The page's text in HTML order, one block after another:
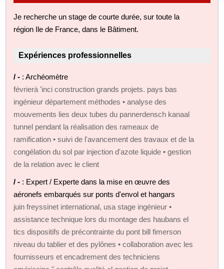
Je recherche un stage de courte durée, sur toute la
région Ile de France, dans le Bâtiment.
Expériences professionnelles
/ - : Archéomètre
févrierà 'inci construction grands projets. pays bas
ingénieur département méthodes • analyse des
mouvements lies deux tubes du pannerdensch kanaal
tunnel pendant la réalisation des rameaux de
ramification • suivi de l'avancement des travaux et de la
congélation du sol par injection d'azote liquide • gestion
de la relation avec le client
/ - : Expert / Experte dans la mise en œuvre des
aéronefs embarqués sur ponts d'envol et hangars
juin freyssinet international, usa stage ingénieur •
assistance technique lors du montage des haubans el
tics dispositifs de précontrainte du pont bill fimerson
niveau du tablier et des pylônes • collaboration avec les
fournisseurs et encadrement des techniciens